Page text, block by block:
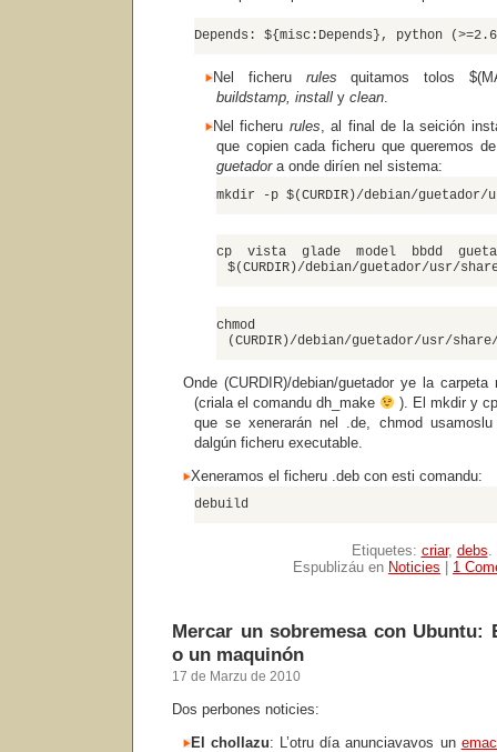
Depends: ${misc:Depends}, python
Nel ficheru rulesquitamos tolos
buildstamp, install y clean.
Nel ficheru rules, al final de la seición
que copien cada ficheru que queremos
guetadora onde diríen nel sistema:
mkdir -p $(CURDIR)/debian/guetador/
cp vista glade model bbdd
$(CURDIR)/debian/guetador/usr/
(CURDIR)/debian/guetador/usr/
Onde (CURDIR)/debian/guetador ye la carpeta
(criala el comandu dh_make
). El mkdir y
que se xenerarán nel .de, chmod
dalgún ficheru executable.
Xeneramos el ficheru .deb con esti comandu:
debuild
Etiquetes: criar, debs
Espublizáu en Noticies 1
Mercar un sobremesa con Ubuntu:
o un maquinón
17 de Marzu de 2010
Dos perbones noticies:
El chollazu: L’otru día anunciavavos un